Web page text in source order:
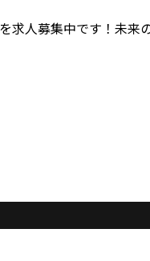
人募集中です！未